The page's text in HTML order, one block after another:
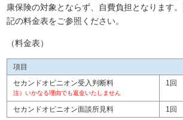
康保険の対象とならず、自費負担となります
記の料金表をご参照ください。
（料金表）
項目
セカンドオピニオン受入判断料
注）いかなる理由でも返金いたしません
1回
セカンドオピニオン面談所見料 1回